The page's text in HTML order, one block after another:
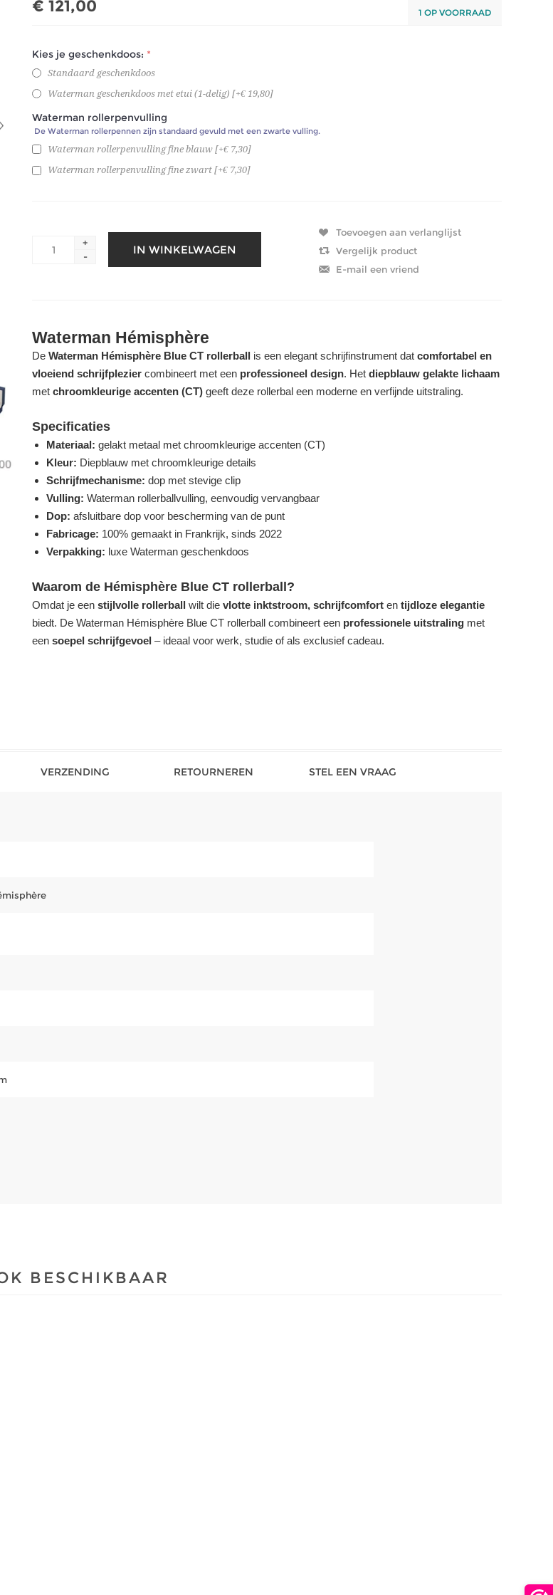
€ 121,00 1 OP VOORRAAD
Kies je geschenkdoos: *
Standaard geschenkdoos
Waterman geschenkdoos met etui (1-delig) [+€ 19,80]
Waterman rollerpenvulling
De Waterman rollerpennen zijn standaard gevuld met een zwarte vulling.
Waterman rollerpenvulling fine blauw [+€ 7,30]
Waterman rollerpenvulling fine zwart [+€ 7,30]
+
-
Waterman Hémisphère
De Waterman Hémisphère Blue CT rollerball is een elegant schrijfinstrument dat comfortabel en
vloeiend schrijfplezier combineert met een professioneel design. Het diepblauw gelakte lichaam
met chroomkleurige accenten (CT) geeft deze rollerbal een moderne en verfijnde uitstraling.
Specificaties
Materiaal: gelakt metaal met chroomkleurige accenten (CT)
Kleur: Diepblauw met chroomkleurige details
Schrijfmechanisme: dop met stevige clip
Vulling: Waterman rollerballvulling, eenvoudig vervangbaar
Dop: afsluitbare dop voor bescherming van de punt
Fabricage: 100% gemaakt in Frankrijk, sinds 2022
Verpakking: luxe Waterman geschenkdoos
Waarom de Hémisphère Blue CT rollerball?
Omdat je een stijlvolle rollerball wilt die vlotte inktstroom, schrijfcomfort en tijdloze elegantie
biedt. De Waterman Hémisphère Blue CT rollerball combineert een professionele uitstraling met
een soepel schrijfgevoel – ideaal voor werk, studie of als exclusief cadeau.
VERZENDING RETOURNEREN STEL EEN VRAAG
BESCHIKBAAR